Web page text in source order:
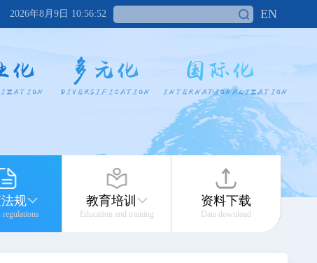
2026年8月9日 10:56:52 EN
规
regulations
教育培训
Education and training
资料下载
Data download